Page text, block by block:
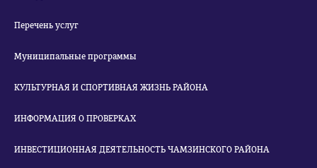
Перечень услуг
Муниципальные программы
КУЛЬТУРНАЯ И СПОРТИВНАЯ ЖИЗНЬ РАЙОНА
ИНФОРМАЦИЯ О ПРОВЕРКАХ
ИНВЕСТИЦИОННАЯ ДЕЯТЕЛЬНОСТЬ ЧАМЗИНСКОГО РАЙОНА